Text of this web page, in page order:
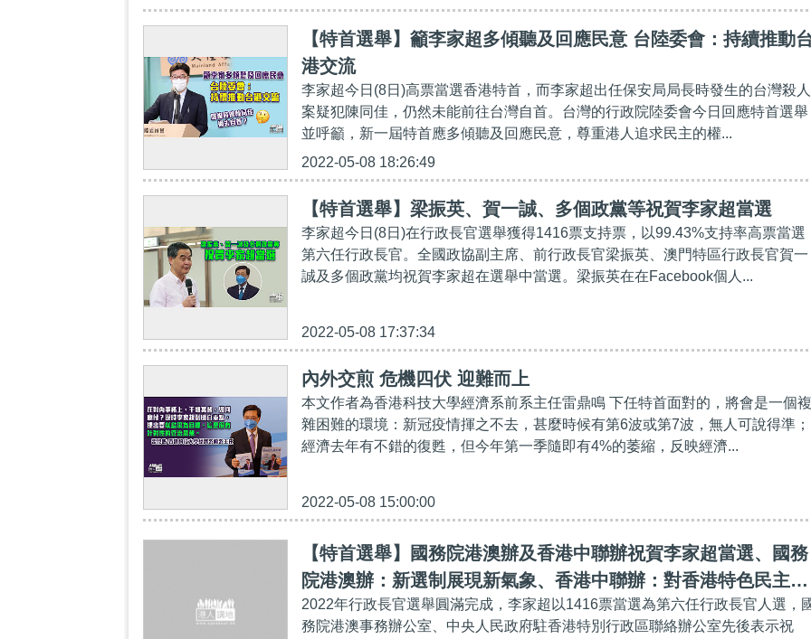
【特首選舉】籲李家超多傾聽及回應民意 台陸委會：持續推動
港交流
李家超今日(8日)高票當選香港特首，而李家超出任保安局局長時發生的台灣殺人
案疑犯陳同佳，仍然未能前往台灣自首。台灣的行政院陸委會今日回應特首選舉
並呼籲，新一屆特首應多傾聽及回應民意，尊重港人追求民主的權...
2022-05-08 18:26:49
【特首選舉】梁振英、賀一誠、多個政黨等祝賀李家超當選
李家超今日(8日)在行政長官選舉獲得1416票支持票，以99.43%支持率高票當選
第六任行政長官。全國政協副主席、前行政長官梁振英、澳門特區行政長官賀一
誠及多個政黨均祝賀李家超在選舉中當選。梁振英在在Facebook個人...
2022-05-08 17:37:34
內外交煎 危機四伏 迎難而上
本文作者為香港科技大學經濟系前系主任雷鼎鳴 下任特首面對的，將會是一個複
雜困難的環境：新冠疫情揮之不去，甚麼時候有第6波或第7波，無人可說得準；
經濟去年有不錯的復甦，但今年第一季隨即有4%的萎縮，反映經濟...
2022-05-08 15:00:00
【特首選舉】國務院港澳辦及香港中聯辦祝賀李家超當選、國務
院港澳辦：新選制展現新氣象、香港中聯辦：對香港特色民主道
路充滿信心
2022年行政長官選舉圓滿完成，李家超以1416票當選為第六任行政長官人選，
務院港澳事務辦公室、中央人民政府駐香港特別行政區聯絡辦公室先後表示祝